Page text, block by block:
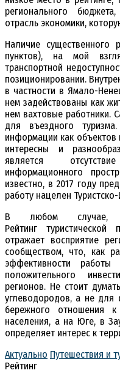
регионального
отрасль экономики,
Наличие
пунктов), на мой
транспортной
позиционировании.
в частности в Ямало-
нем задействованы как
нем вахтовые работники.
для въездного
информации как объектов
интересны и
является
информационного
известно, в 2017 году
работу нацелен
В любом случае,
Рейтинг туристической
отражает восприятие
сообществом, что, как
эффективности
положительного
регионов. Не стоит
углеводородов, а не для
бережного отношения
населения, а на Юге, в
определяет интерес к
Актуально Путешествия и
Рейтинг